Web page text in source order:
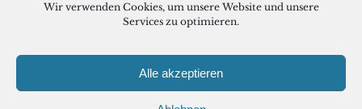
Wir verwenden Cookies, um unsere Website und unsere
Services zu optimieren.
Alle akzeptieren